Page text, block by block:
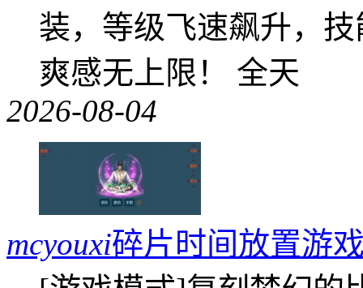
装，等级飞速飙升，
爽感无上限！ 全天
2026-08-04
mcyouxi碎片时间放置游